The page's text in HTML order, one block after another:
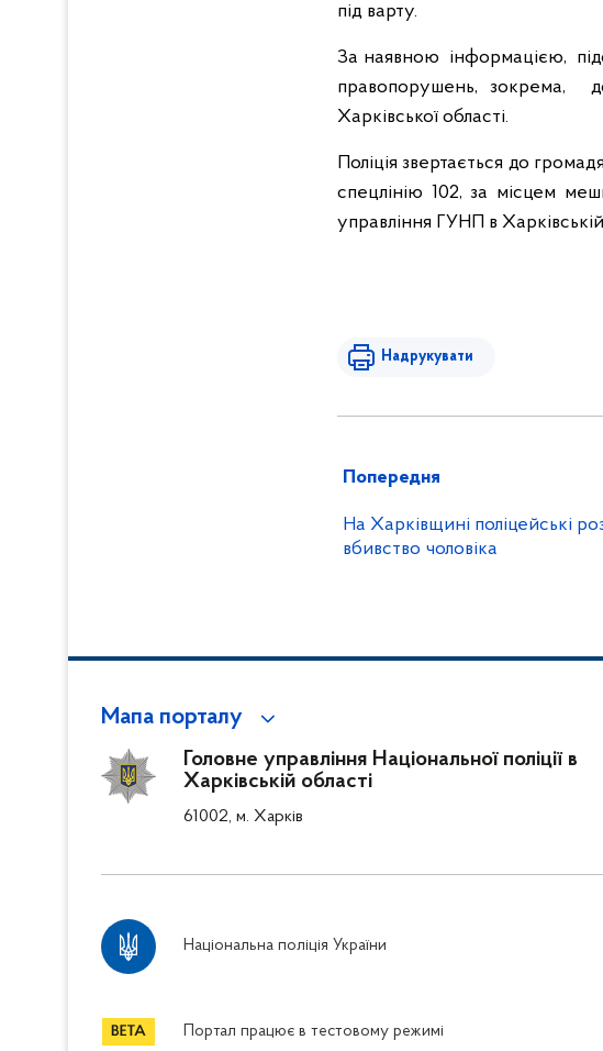
під варту.
За наявною інформацією,
правопорушень, зокрема,
Харківської області.
Поліція звертається до
спецлінію 102, за місцем
управління ГУНП в
Надрукувати
Попередня
На Харківщині поліцейські
вбивство чоловіка
Мапа порталу
Головне управління Національної поліції в
Харківській області
61002, м. Харків
Національна поліція України
Портал працює в тестовому режимі